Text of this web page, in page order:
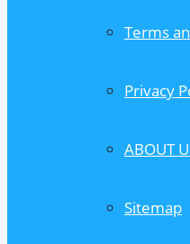
Terms
Privacy
ABOUT
Sitemap